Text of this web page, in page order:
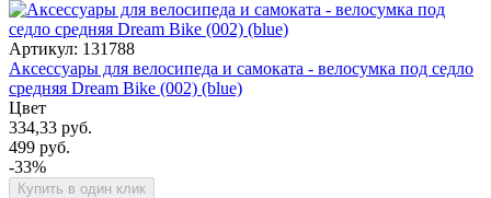
Артикул: 131788
Аксессуары для велосипеда и самоката - велосумка под седло
средняя Dream Bike (002) (blue)
Цвет
334,33 руб.
499 руб.
-33%
Купить в один клик